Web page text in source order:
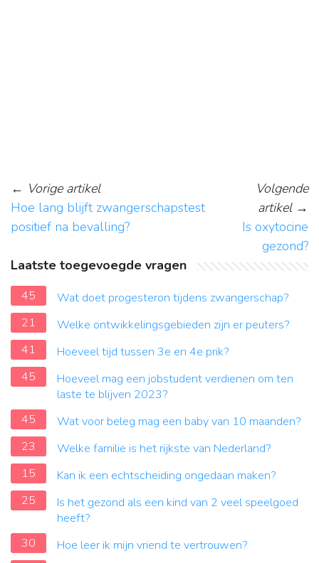
← Vorige artikel
Hoe lang blijft zwangerschapstest
positief na bevalling?
Volgende
artikel→
Is oxytocine
gezond?
Laatste toegevoegde vragen
45
Wat doet progesteron tijdens zwangerschap?
21
Welke ontwikkelingsgebieden zijn er peuters?
41
Hoeveel tijd tussen 3e en 4e prik?
45
Hoeveel mag een jobstudent verdienen om ten
laste te blijven 2023?
45
Wat voor beleg mag een baby van 10 maanden?
23
Welke familie is het rijkste van Nederland?
15
Kan ik een echtscheiding ongedaan maken?
25
Is het gezond als een kind van 2 veel speelgoed
heeft?
30
Hoe leer ik mijn vriend te vertrouwen?